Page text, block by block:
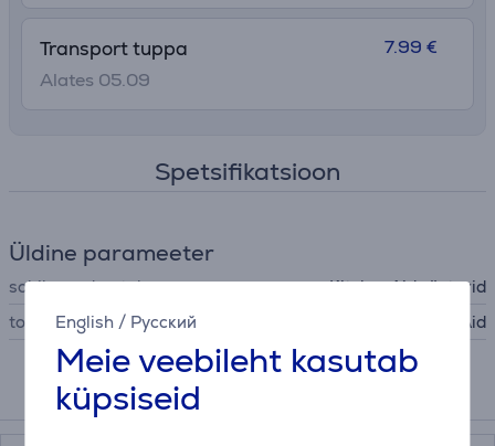
English / Русский
Meie veebileht kasutab
küpsiseid
Transport tuppa
Alates 05.09
7.99 €
Spetsifikatsioon
Üldine parameeter
sobib seadmetele
KitchenAid rösterid
tootja
KitchenAid
Kokkusobivad tooted